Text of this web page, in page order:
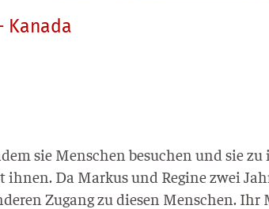
Kanada
sie Men­schen besu­chen und sie
Da Mar­kus und Regi­ne zwei
Zugang zu die­sen Men­schen. Ihr